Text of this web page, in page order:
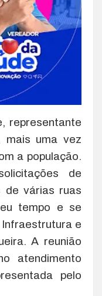
representante
mais uma vez
a população.
de
de várias ruas
tempo e se
e
A reunião
atendimento
pelo